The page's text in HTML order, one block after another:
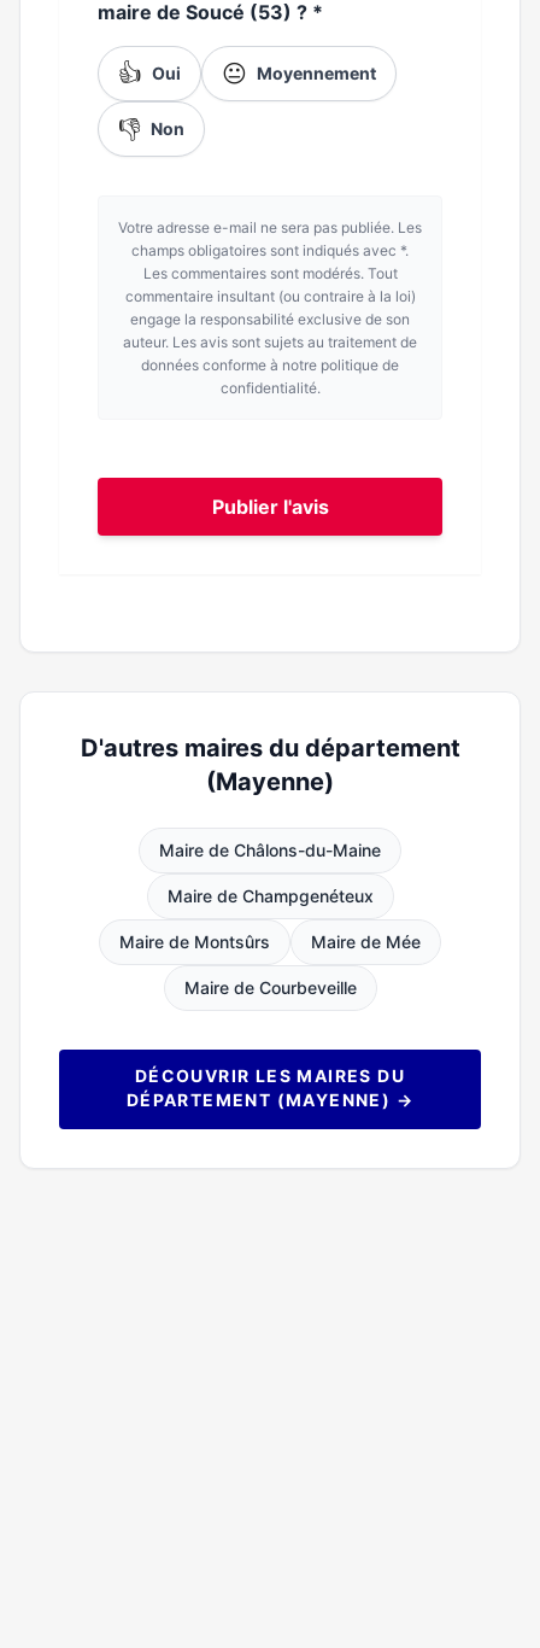
maire de Soucé (53) ? *
👍 Oui 😐 Moyennement
👎 Non
Votre adresse e-mail ne sera pas publiée. Les
champs obligatoires sont indiqués avec *.
Les commentaires sont modérés. Tout
commentaire insultant (ou contraire à la loi)
engage la responsabilité exclusive de son
auteur. Les avis sont sujets au traitement de
données conforme à notre politique de
confidentialité.
Publier l'avis
D'autres maires du département
(Mayenne)
Maire de Châlons-du-Maine
Maire de Champgenéteux
Maire de Montsûrs Maire de Mée
Maire de Courbeveille
DÉCOUVRIR LES MAIRES DU
DÉPARTEMENT (MAYENNE) →